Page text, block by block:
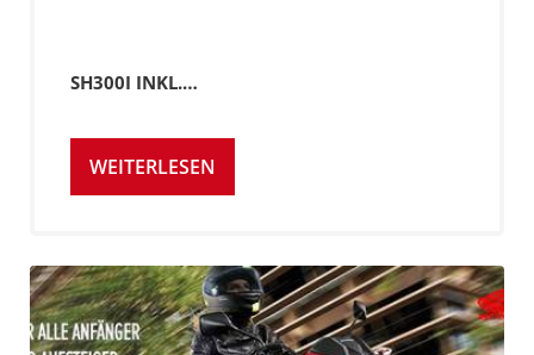
SH300I INKL.…
WEITERLESEN